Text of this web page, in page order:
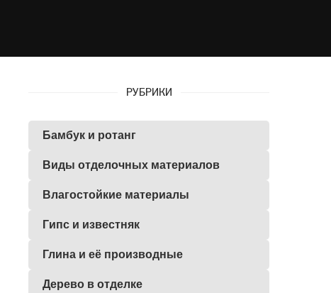
РУБРИКИ
Бамбук и ротанг
Виды отделочных материалов
Влагостойкие материалы
Гипс и известняк
Глина и её производные
Дерево в отделке